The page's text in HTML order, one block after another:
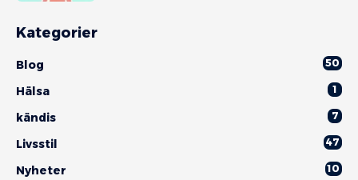
Kategorier
Blog 50
Hälsa 1
kändis 7
Livsstil 47
Nyheter 10